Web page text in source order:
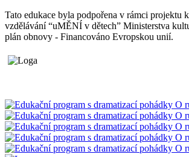
Tato edukace byla podpořena v rámci projektu
vzdělávání “uMĚNÍ v dětech” Ministerstva
plán obnovy - Financováno Evropskou unií.